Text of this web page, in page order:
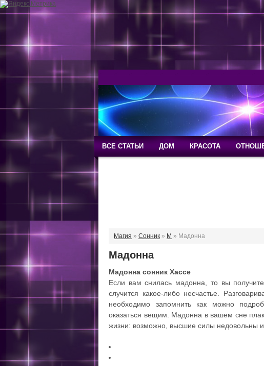
ВСЕ СТАТЬИ ДОМ КРАСОТА
Магия » Сонник » М » Мадонна
Мадонна
Мадонна cонник Хассе
Если вам снилась мадонна, то вы
случится какое-либо несчастье.
необходимо запомнить как можно
оказаться вещим. Мадонна в вашем сне
жизни: возможно, высшие силы недовольны